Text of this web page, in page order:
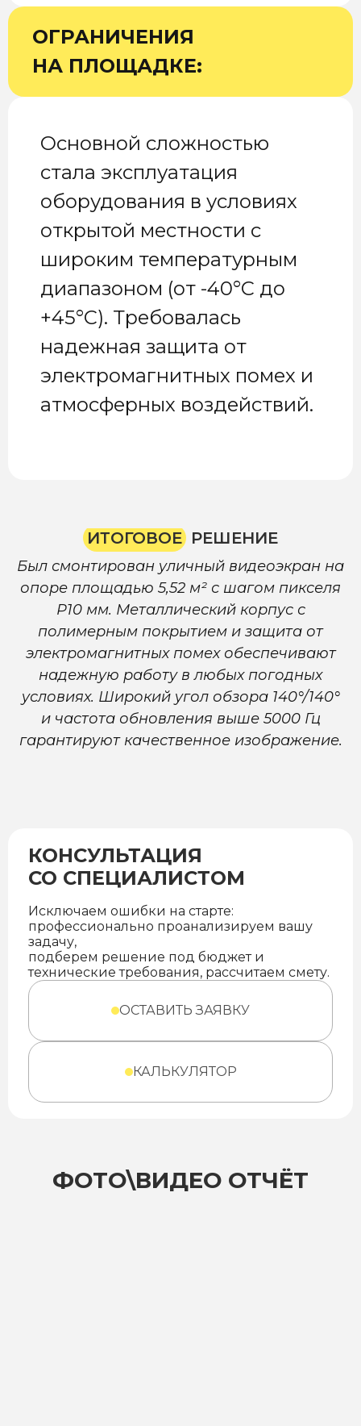
ОГРАНИЧЕНИЯ
НА ПЛОЩАДКЕ:
Основной сложностью
стала эксплуатация
оборудования в условиях
открытой местности с
широким температурным
диапазоном (от -40°C до
+45°C). Требовалась
надежная защита от
электромагнитных помех и
атмосферных воздействий.
ИТОГОВОЕ РЕШЕНИЕ
Был смонтирован уличный видеоэкран на
опоре площадью 5,52 м² с шагом пикселя
P10 мм. Металлический корпус с
полимерным покрытием и защита от
электромагнитных помех обеспечивают
надежную работу в любых погодных
условиях. Широкий угол обзора 140°/140°
и частота обновления выше 5000 Гц
гарантируют качественное изображение.
КОНСУЛЬТАЦИЯ
СО СПЕЦИАЛИСТОМ
Исключаем ошибки на старте:
профессионально проанализируем вашу
задачу,
подберем решение под бюджет и
технические требования, рассчитаем смету.
ОСТАВИТЬ ЗАЯВКУ
КАЛЬКУЛЯТОР
ФОТО\ВИДЕО ОТЧЁТ